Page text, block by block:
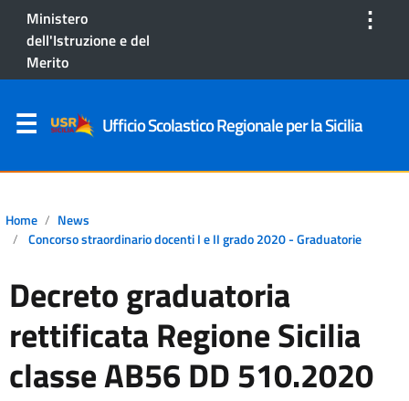
Ministero
dell'Istruzione e del
Merito
⋮
Ufficio Scolastico Regionale per la Sicilia
Home
News
Concorso straordinario docenti I e II grado 2020 - Graduatorie
Decreto graduatoria
rettificata Regione Sicilia
classe AB56 DD 510.2020